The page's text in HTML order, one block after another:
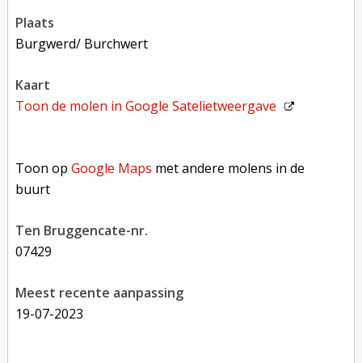
plaats
Burgwerd/ Burchwert
kaart
Toon de molen inGoogle Satelietweergave
Toon opGoogle Maps met andere molens in de
buurt
Ten Bruggencate-nr.
07429
Meest recente aanpassing
19-07-2023